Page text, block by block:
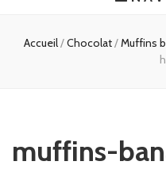
Accueil/Chocolat/Muffins
muffins-